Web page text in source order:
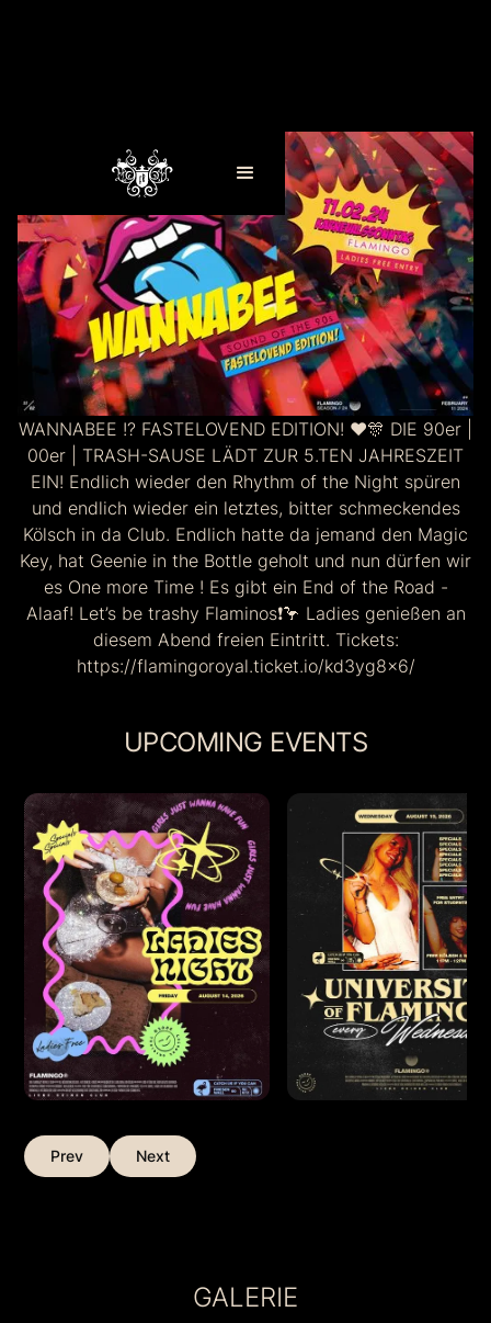
WANNABEE !? FASTELOVEND EDITION! ❤️🎊 DIE 90er |
00er | TRASH-SAUSE LÄDT ZUR 5.TEN JAHRESZEIT
EIN! Endlich wieder den Rhythm of the Night spüren
und endlich wieder ein letztes, bitter schmeckendes
Kölsch in da Club. Endlich hatte da jemand den Magic
Key, hat Geenie in the Bottle geholt und nun dürfen wir
es One more Time ! Es gibt ein End of the Road -
Alaaf! Let’s be trashy Flaminos❗️🦩 Ladies genießen an
diesem Abend freien Eintritt. Tickets:
https://flamingoroyal.ticket.io/kd3yg8x6/
UPCOMING EVENTS
Prev Next
GALERIE